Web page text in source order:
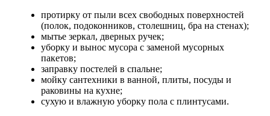
протирку от пыли всех свободных поверхностей
(полок, подоконников, столешниц, бра на стенах);
мытье зеркал, дверных ручек;
уборку и вынос мусора с заменой мусорных
пакетов;
заправку постелей в спальне;
мойку сантехники в ванной, плиты, посуды и
раковины на кухне;
сухую и влажную уборку пола с плинтусами.